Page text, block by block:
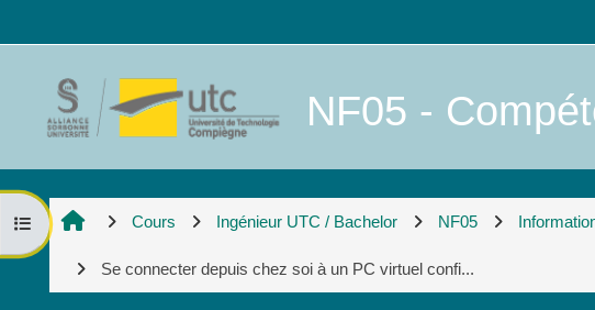
NF05 -
Ouvrir l’index du cours
Cours Ingénieur UTC / Bachelor NF05
Se connecter depuis chez soi à un PC virtuel confi...